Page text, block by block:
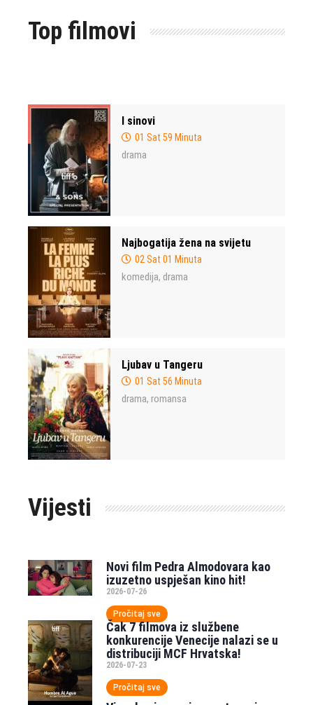
Top filmovi
I sinovi
01 Sat 59 Minuta
drama
Najbogatija žena na svijetu
02 Sat 01 Minuta
komedija, drama
Ljubav u Tangeru
01 Sat 56 Minuta
drama, romansa
Vijesti
Novi film Pedra Almodovara kao
izuzetno uspješan kino hit!
2026-07-26
Pročitaj sve
Čak 7 filmova iz službene
konkurencije Venecije nalazi se u
distribuciji MCF Hrvatska!
2026-07-23
Pročitaj sve